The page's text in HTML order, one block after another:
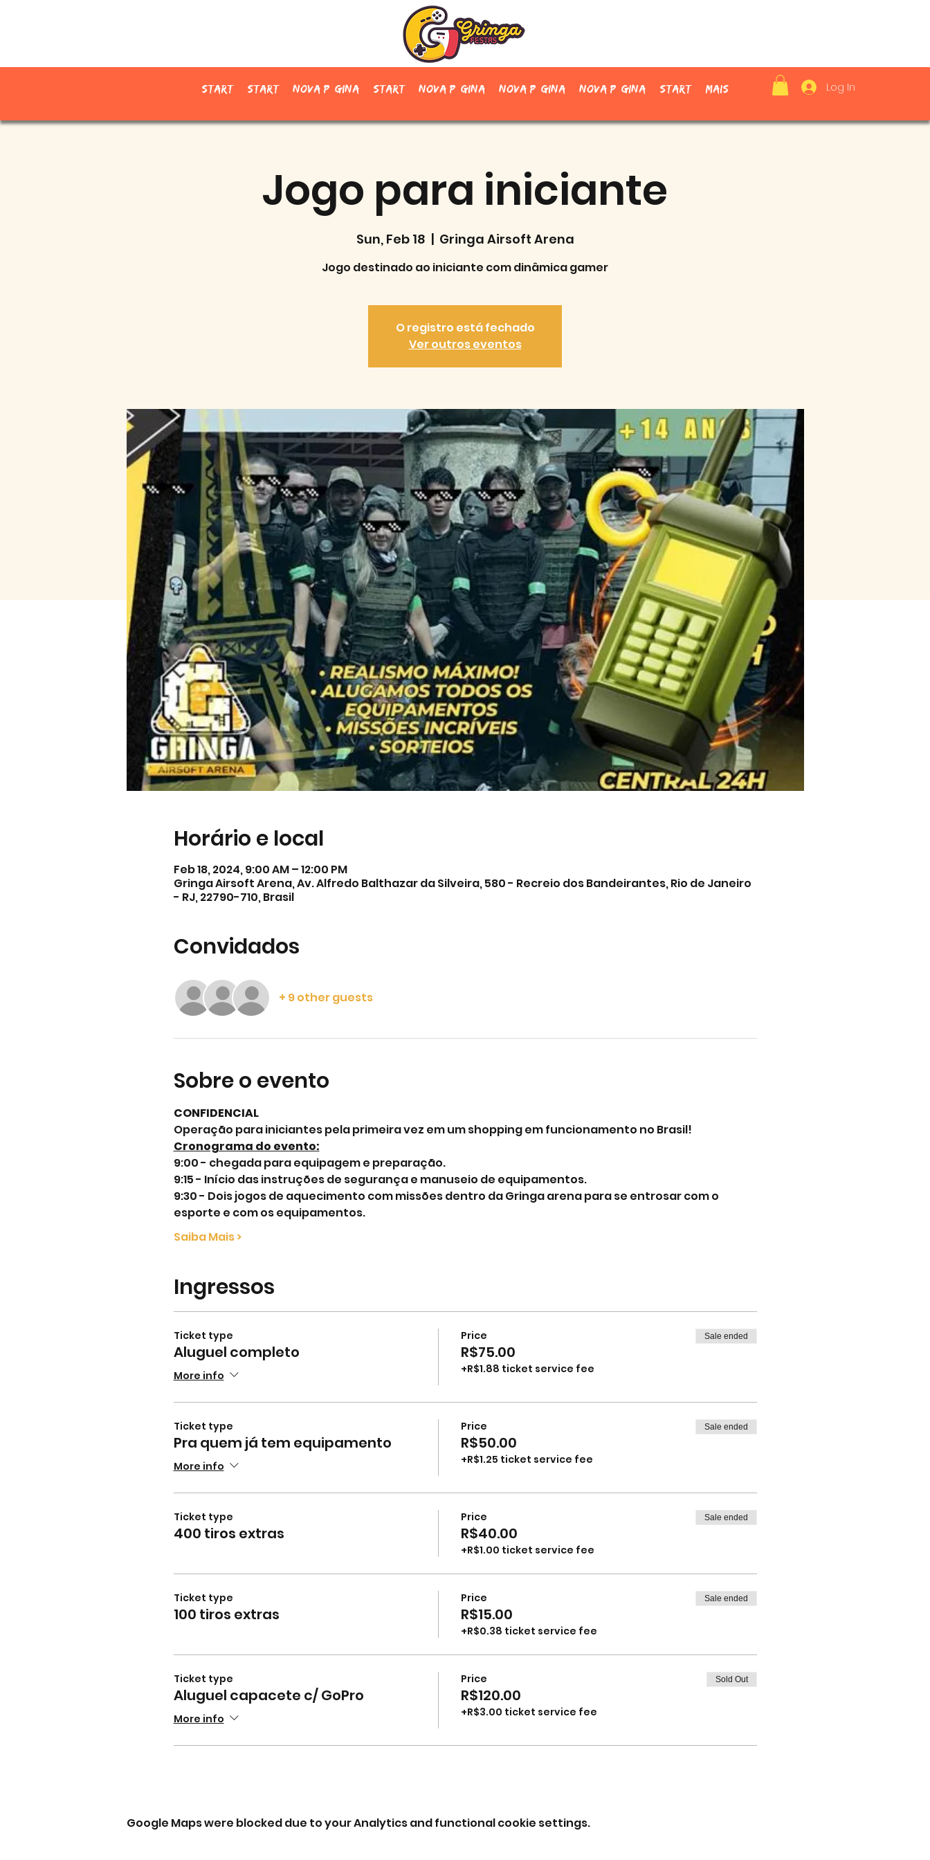
Start Start Nova página Start Nova página Nova página Nova página Start Mais Log In
Jogo para iniciante
Sun, Feb 18
  |
Gringa Airsoft Arena
Jogo destinado ao iniciante com dinâmica gamer
O registro está fechado
Ver outros eventos
Horário e local
Feb 18, 2024, 9:00 AM – 12:00 PM
Gringa Airsoft Arena, Av. Alfredo Balthazar da Silveira, 580 - Recreio dos Bandeirantes, Rio de Janeiro
- RJ, 22790-710, Brasil
Convidados
+ 9 other guests
Sobre o evento
CONFIDENCIAL
Operação para iniciantes pela primeira vez em um shopping em funcionamento no Brasil!
Cronograma do evento:
9:00 - chegada para equipagem e preparação.
9:15 - Início das instruções de segurança e manuseio de equipamentos.
9:30 - Dois jogos de aquecimento com missões dentro da Gringa arena para se entrosar com o
esporte e com os equipamentos.
Saiba Mais >
Ingressos
Ticket type
Aluguel completo
More info
Price
R$75.00
+R$1.88 ticket service fee
Sale ended
Ticket type
Pra quem já tem equipamento
More info
Price
R$50.00
+R$1.25 ticket service fee
Sale ended
Ticket type
400 tiros extras
Price
R$40.00
+R$1.00 ticket service fee
Sale ended
Ticket type
100 tiros extras
Price
R$15.00
+R$0.38 ticket service fee
Sale ended
Ticket type
Aluguel capacete c/ GoPro
More info
Price
R$120.00
+R$3.00 ticket service fee
Sold Out
Google Maps were blocked due to your Analytics and functional cookie settings.